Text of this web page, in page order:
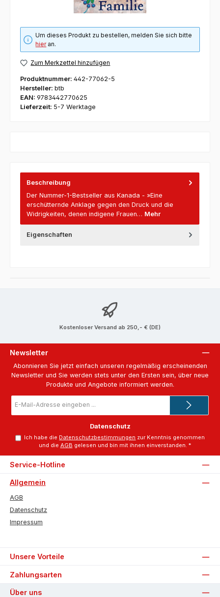
Um dieses Produkt zu bestellen, melden Sie sich bitte
hieran.
Zum Merkzettel hinzufügen
Produktnummer: 442-77062-5
Hersteller: btb
EAN: 9783442770625
Lieferzeit: 5-7 Werktage
Beschreibung
Der Nummer-1-Bestseller aus Kanada - »Eine
erschütternde Anklage gegen den Druck und die
Widrigkeiten, denen indigene Frauen… Mehr
Eigenschaften
Kostenloser Versand ab 250,- € (DE)
Newsletter
Abonnieren Sie jetzt einfach unseren regelmäßig erscheinenden
Newsletter und Sie werden stets unter den Ersten sein, über neue
Produkte und Angebote informiert werden.
Mail-
Datenschutz
Ich habe die Datenschutzbestimmungen zur Kenntnis genommen
und die AGB gelesen und bin mit ihnen einverstanden. *
Service-Hotline
Allgemein
AGB
Datenschutz
Impressum
Unsere Vorteile
Zahlungsarten
Über uns